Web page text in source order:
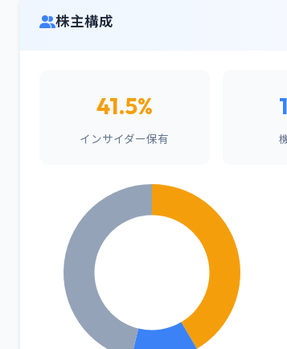
株主構成
41.5%
インサイダー保有